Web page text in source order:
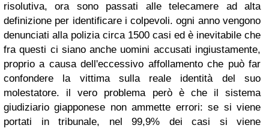
risolutiva, ora sono passati alle telecamere ad alta
definizione per identificare i colpevoli. ogni anno vengono
denunciati alla polizia circa 1500 casi ed è inevitabile che
fra questi ci siano anche uomini accusati ingiustamente,
proprio a causa dell'eccessivo affollamento che può far
confondere la vittima sulla reale identità del suo
molestatore. il vero problema però è che il sistema
giudiziario giapponese non ammette errori: se si viene
portati in tribunale, nel 99,9% dei casi si viene